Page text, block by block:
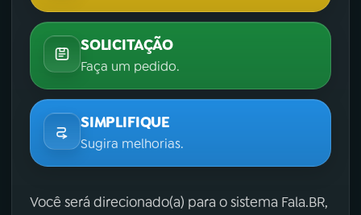
SOLICITAÇÃO
Faça um pedido.
SIMPLIFIQUE
Sugira melhorias.
Você será direcionado(a) para o sistema Fala.BR,